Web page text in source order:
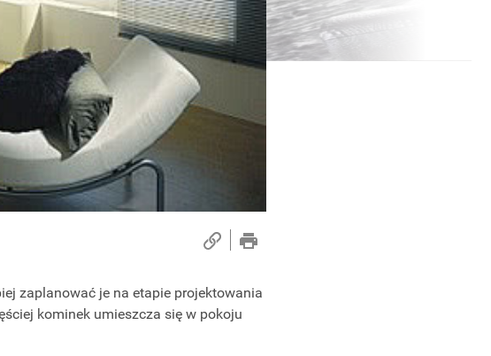
zaplanować je na etapie projektowania
kominek umieszcza się w pokoju